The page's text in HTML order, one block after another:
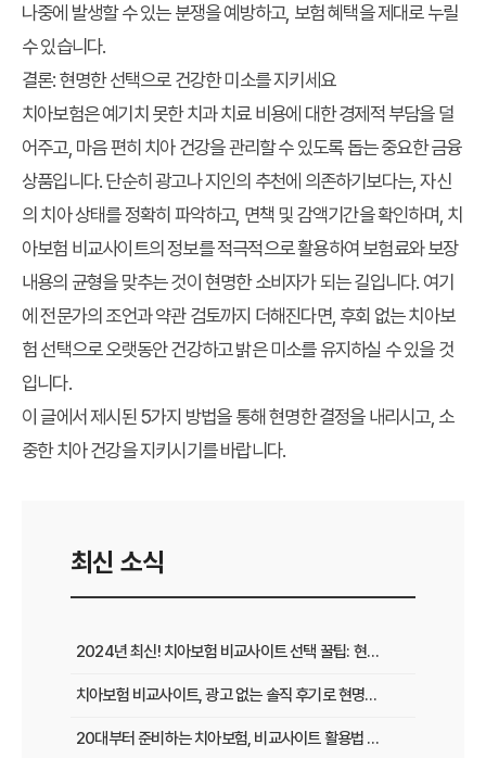
나중에 발생할 수 있는 분쟁을 예방하고, 보험 혜택을 제대로 누릴
수 있습니다.
결론: 현명한 선택으로 건강한 미소를 지키세요
치아보험은 예기치 못한 치과 치료 비용에 대한 경제적 부담을 덜
어주고, 마음 편히 치아 건강을 관리할 수 있도록 돕는 중요한 금융
상품입니다. 단순히 광고나 지인의 추천에 의존하기보다는, 자신
의 치아 상태를 정확히 파악하고, 면책 및 감액기간을 확인하며, 치
아보험 비교사이트의 정보를 적극적으로 활용하여 보험료와 보장
내용의 균형을 맞추는 것이 현명한 소비자가 되는 길입니다. 여기
에 전문가의 조언과 약관 검토까지 더해진다면, 후회 없는 치아보
험 선택으로 오랫동안 건강하고 밝은 미소를 유지하실 수 있을 것
입니다.
이 글에서 제시된 5가지 방법을 통해 현명한 결정을 내리시고, 소
중한 치아 건강을 지키시기를 바랍니다.
최신 소식
2024년 최신! 치아보험 비교사이트 선택 꿀팁: 현명한 가입 전략 완벽 분석
치아보험 비교사이트, 광고 없는 솔직 후기로 현명하게 선택하는 법
20대부터 준비하는 치아보험, 비교사이트 활용법 A to Z